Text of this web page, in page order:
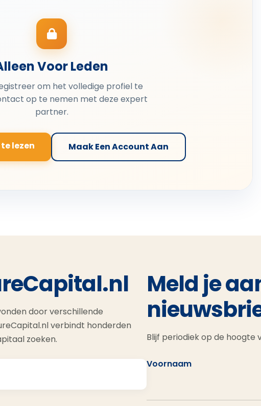
Voor Leden
om het volledige profiel te
op te nemen met deze expert
partner.
lezen Maak Een Account Aan
door verschillende
verbindt honderden
zoeken.
Meld je
Blijf periodiek op de hoogte
Voornaam